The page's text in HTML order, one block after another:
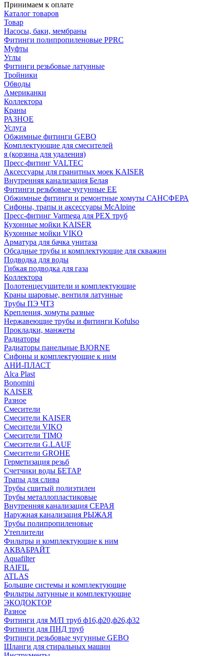
Принимаем к оплате
Каталог товаров
Товар
Насосы, баки, мембраны
Фитинги полипропиленовые PPRC
Муфты
Углы
Фитинги резьбовые латунные
Тройники
Обводы
Американки
Коллектора
Краны
РАЗНОЕ
Услуга
Обжимные фитинги GEBO
Комплектующие для смесителей
я (корзина для удаления)
Пресс-фитинг VALTEC
Аксессуары для гранитных моек KAISER
Внутренняя канализация Белая
Фитинги резьбовые чугунные EE
Обжимные фитинги и ремонтные хомуты САНСФЕРА
Сифоны, трапы и аксессуары McAlpine
Пресс-фитинг Varmega для PEX труб
Кухонные мойки KAISER
Кухонные мойки VIKO
Арматура для бачка унитаза
Обсадные трубы и комплектующие для скважин
Подводка для воды
Гибкая подводка для газа
Коллектора
Полотенцесушители и комплектующие
Краны шаровые, вентиля латунные
Трубы ПЭ ЧТЗ
Крепления, хомуты разные
Нержавеющие трубы и фитинги Kofulso
Прокладки, манжеты
Радиаторы
Радиаторы панельные BJORNE
Сифоны и комплектующие к ним
АНИ-ПЛАСТ
Alca Plast
Bonomini
KAISER
Разное
Смесители
Смесители KAISER
Смесители VIKO
Смесители TIMO
Смесители G.LAUF
Смесители GROHE
Герметизация резьб
Счетчики воды БЕТАР
Трапы для слива
Трубы сшитый полиэтилен
Трубы металлопластиковые
Внутренняя канализация СЕРАЯ
Наружная канализация РЫЖАЯ
Трубы полипропиленовые
Утеплители
Фильтры и комплектующие к ним
АКВАБРАЙТ
Aquafilter
RAIFIL
ATLAS
Большие системы и комплектующие
Фильтры латунные и комплектующие
ЭКОДОКТОР
Разное
Фитинги для М/П труб ф16,ф20,ф26,ф32
Фитинги для ПНД труб
Фитинги резьбовые чугунные GEBO
Шланги для стиральных машин